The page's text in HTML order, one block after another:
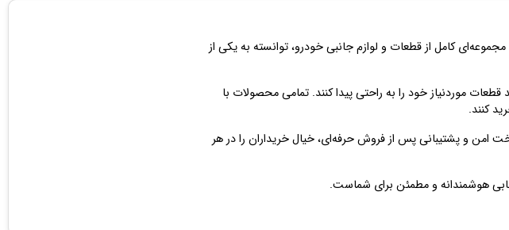
کامل از قطعات و لوازم جانبی خودرو، توانسته به یکی از
قطعات موردنیاز خود را به راحتی پیدا کنند. تمامی محصولات با
کنند.
امن و پشتیبانی پس از فروش حرفه‌ای، خیال خریداران را در هر
هوشمندانه و مطمئن برای شماست.